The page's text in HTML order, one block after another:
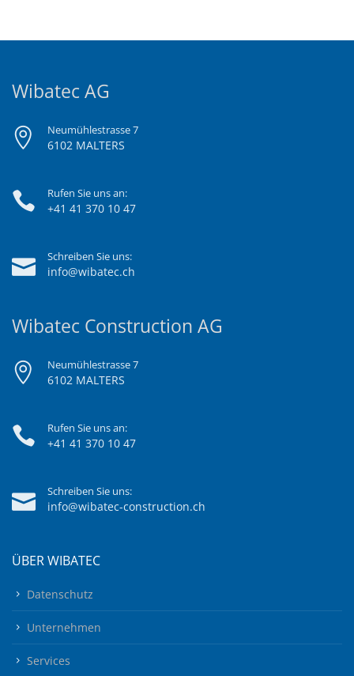
Wibatec AG
Neumühlestrasse 7
6102 MALTERS
Rufen Sie uns an:
+41 41 370 10 47
Schreiben Sie uns:
info@wibatec.ch
Wibatec Construction AG
Neumühlestrasse 7
6102 MALTERS
Rufen Sie uns an:
+41 41 370 10 47
Schreiben Sie uns:
info@wibatec-construction.ch
ÜBER WIBATEC
Datenschutz
Unternehmen
Services